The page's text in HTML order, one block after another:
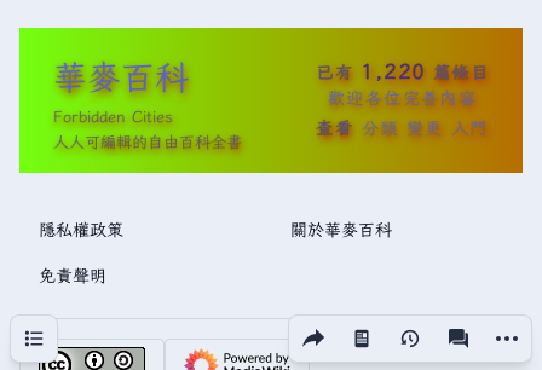
分享此頁面
視圖 更多
目次
華麥百科
Forbidden Cities
人人可編輯的自由百科全書
已有 1,220 篇條目
歡迎各位完善內容
查看 分類 變更 入門
隱私權政策 關於華麥百科
免責聲明